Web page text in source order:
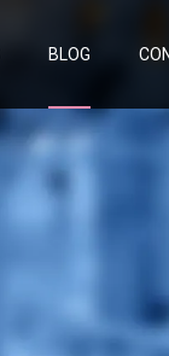
BLOG